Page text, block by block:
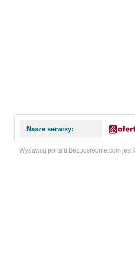
Nasze serwisy:
Wydawcą portalu Bezposrednie.com jest